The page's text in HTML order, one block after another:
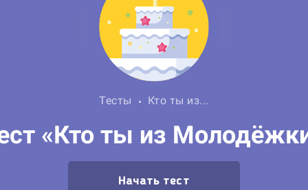
Тесты Кто ты из...
«Кто ты из
Начать тест